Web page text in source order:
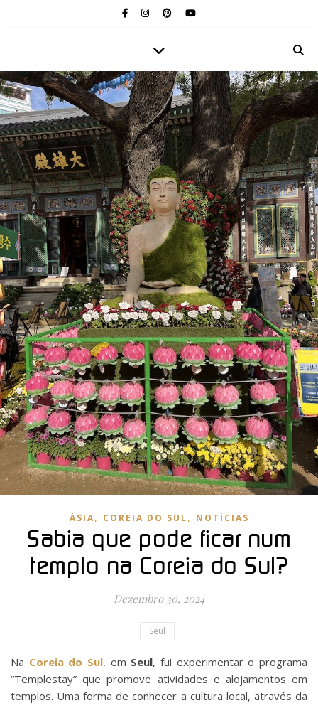
ÁSIA, COREIA DO SUL, NOTÍCIAS
Sabia que pode ficar num
templo na Coreia do Sul?
Dezembro 30, 2024
Seul
Na Coreia do Sul, em Seul, fui experimentar o programa
“Templestay” que promove atividades e alojamentos em
templos. Uma forma de conhecer a cultura local, através da